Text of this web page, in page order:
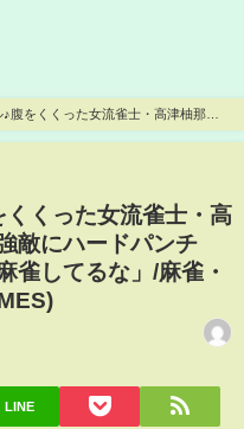
腹をくくった女流雀士・高津柚那、
いやん」「いい麻雀してるな」/麻
くった女流雀士・高
敵にハードパンチ
雀してるな」/麻雀・
LINE